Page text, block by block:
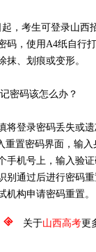
考生可登录山西
码，使用A4纸自行
抹、划痕或变形。
码该怎么办？
登录密码丢失或遗
重置密码界面，输
手机号上，输入验
别通过后进行密码
机构申请密码重置。
关于山西高考更